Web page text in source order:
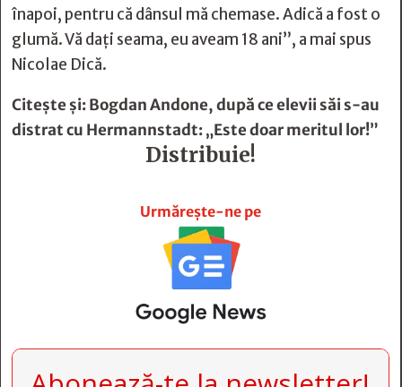
înapoi, pentru că dânsul mă chemase. Adică a fost o
glumă. Vă dați seama, eu aveam 18 ani”, a mai spus
Nicolae Dică.
Citește și:Bogdan Andone, după ce eleviisăi s-au
distrat cu Hermannstadt: „Este doar meritul lor!”
Distribuie!
Urmărește-ne pe